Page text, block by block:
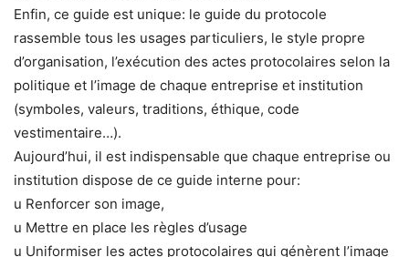
Enfin, ce guide est unique: le guide du protocole
rassemble tous les usages particuliers, le style propre
d’organisation, l’exécution des actes protocolaires selon la
politique et l’image de chaque entreprise et institution
(symboles, valeurs, traditions, éthique, code
vestimentaire…).
Aujourd’hui, il est indispensable que chaque entreprise ou
institution dispose de ce guide interne pour:
u Renforcer son image,
u Mettre en place les règles d’usage
u Uniformiser les actes protocolaires qui génèrent l’image